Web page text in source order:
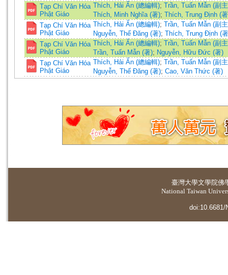
Tạp Chí Văn Hóa
Phật Giáo
Thích, Hải Ấn (總編輯); Trần, Tuấn Mẫn (副
Thích, Minh Nghĩa (著); Thích, Trung Định (
Tạp Chí Văn Hóa
Phật Giáo
Thích, Hải Ấn (總編輯); Trần, Tuấn Mẫn (副
Nguyễn, Thế Đăng (著); Thích, Trung Định (
Tạp Chí Văn Hóa
Phật Giáo
Thích, Hải Ấn (總編輯); Trần, Tuấn Mẫn (副
Trần, Tuấn Mẫn (著); Nguyễn, Hữu Đức (著)
Tạp Chí Văn Hóa
Phật Giáo
Thích, Hải Ấn (總編輯); Trần, Tuấn Mẫn (副
Nguyễn, Thế Đăng (著); Cao, Văn Thức (著)
臺灣大學文學院佛
National Taiwan
doi:10.6681/